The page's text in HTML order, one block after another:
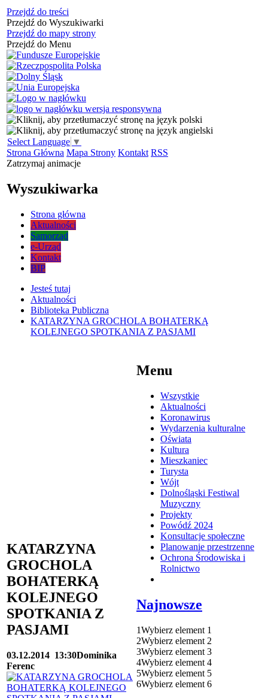
Przejdź do treści
Przejdź do Wyszukiwarki
Przejdź do mapy strony
Przejdź do Menu
Select Language ▼
Strona Główna Mapa Strony Kontakt RSS
Zatrzymaj animacje
Wyszukiwarka
Strona główna
Aktualności
Samorząd
e-Urząd
Kontakt
BIP
Jesteś tutaj
Aktualności
Biblioteka Publiczna
KATARZYNA GROCHOLA BOHATERKĄ
KOLEJNEGO SPOTKANIA Z PASJAMI
KATARZYNA
GROCHOLA
BOHATERKĄ
KOLEJNEGO
SPOTKANIA Z
PASJAMI
03.12.2014 13:30Dominika
Ferenc
Menu
Wszystkie
Aktualności
Koronawirus
Wydarzenia kulturalne
Oświata
Kultura
Mieszkaniec
Turysta
Wójt
Dolnośląski Festiwal
Muzyczny
Projekty
Powódź 2024
Konsultacje społeczne
Planowanie przestrzenne
Ochrona Środowiska i
Rolnictwo
Najnowsze
1Wybierz element 1
2Wybierz element 2
3Wybierz element 3
4Wybierz element 4
5Wybierz element 5
6Wybierz element 6